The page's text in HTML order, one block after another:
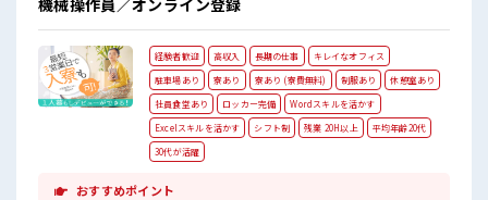
機械操作員／オンライン登録
経験者歓迎 高収入 長期の仕事
キレイなオフィス
駐車場あり
寮あり 寮あり (寮費無料) 制服あり
休憩室あり
社員食堂あり
ロッカー完備
Wordスキルを活かす
Excelスキルを活かす
シフト制 残業 20H以上
平均年齢20代
30代が活躍
おすすめポイント